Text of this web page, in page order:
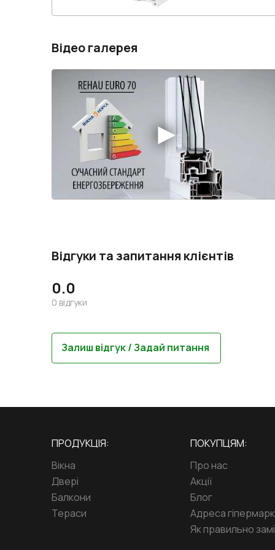
Відео галерея
Відгуки та запитання клієнтів
0.0
0 відгуки
Залиш відгук / Задай питання
ПРОДУКЦІЯ:
Вікна
Двері
Балкони
Тераси
ПОКУПЦЯМ:
Про нас
Акції
Блог
Адреса
Як правильно